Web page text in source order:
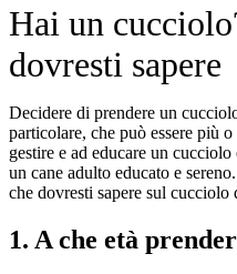
Hai un
dovresti sapere
Decidere di prendere un
particolare, che può essere più
gestire e ad educare un
un cane adulto educato e
che dovresti sapere sul cucciolo
1. A che età